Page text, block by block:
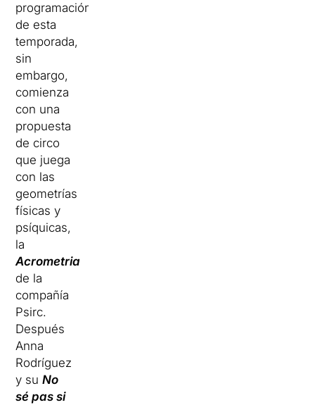
programación
de esta
temporada,
sin
embargo,
comienza
con una
propuesta
de circo
que juega
con las
geometrías
físicas y
psíquicas,
la
Acrometria
de la
compañía
Psirc.
Después
Anna
Rodríguez
y suNo
sé pas si